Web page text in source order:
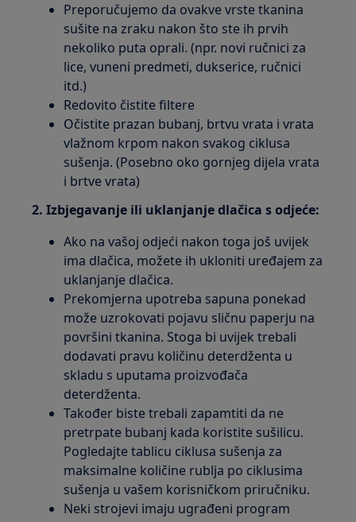
Preporučujemo da ovakve vrste tkanina
sušite na zraku nakon što ste ih prvih
nekoliko puta oprali. (npr. novi ručnici za
lice, vuneni predmeti, dukserice, ručnici
itd.)
Redovito čistite filtere
Očistite prazan bubanj, brtvu vrata i vrata
vlažnom krpom nakon svakog ciklusa
sušenja. (Posebno oko gornjeg dijela vrata
i brtve vrata)
2. Izbjegavanje ili uklanjanje dlačica s odjeće:
Ako na vašoj odjeći nakon toga još uvijek
ima dlačica, možete ih ukloniti uređajem za
uklanjanje dlačica.
Prekomjerna upotreba sapuna ponekad
može uzrokovati pojavu sličnu paperju na
površini tkanina. Stoga bi uvijek trebali
dodavati pravu količinu deterdženta u
skladu s uputama proizvođača
deterdženta.
Također biste trebali zapamtiti da ne
pretrpate bubanj kada koristite sušilicu.
Pogledajte tablicu ciklusa sušenja za
maksimalne količine rublja po ciklusima
sušenja u vašem korisničkom priručniku.
Neki strojevi imaju ugrađeni program